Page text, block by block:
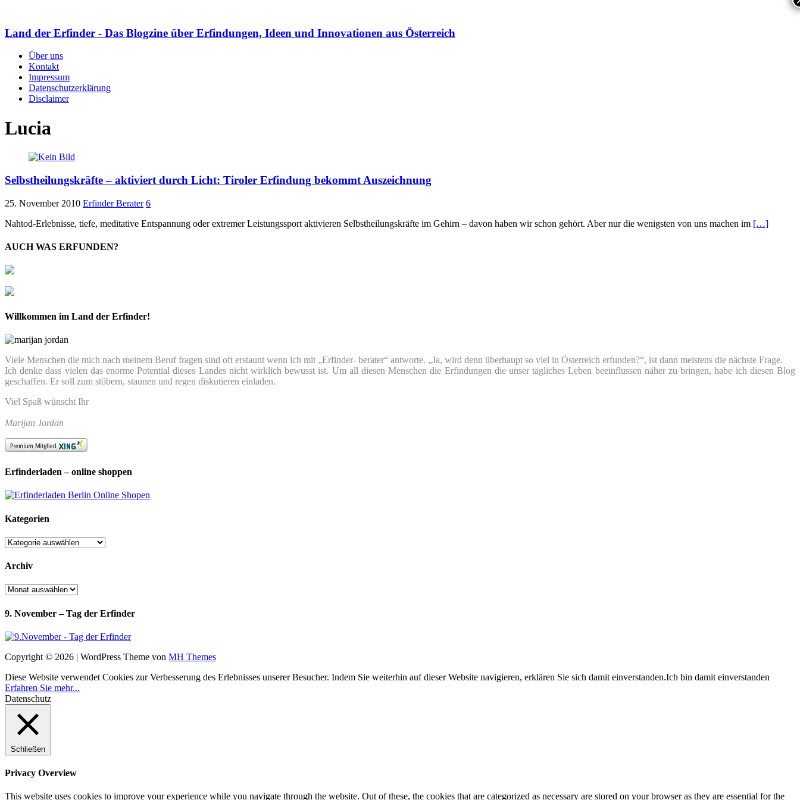
Land der Erfinder - Das Blogzine über Erfindungen, Ideen und Innovationen aus Österreich
Über uns
Kontakt
Impressum
Datenschutzerklärung
Disclaimer
Lucia
Selbstheilungskräfte – aktiviert durch Licht: Tiroler Erfindung bekommt Auszeichnung
25. November 2010 Erfinder Berater 6
Nahtod-Erlebnisse, tiefe, meditative Entspannung oder extremer Leistungssport aktivieren Selbstheilungskräfte im Gehirn – davon haben wir schon gehört. Aber nur die wenigsten von uns machen im […]
AUCH WAS ERFUNDEN?
Willkommen im Land der Erfinder!
Viele Menschen die mich nach meinem Beruf fragen sind oft erstaunt wenn ich mit „Erfinder- berater“ antworte. „Ja, wird denn überhaupt so viel in Österreich erfunden?“, ist dann meistens die nächste Frage.
Ich denke dass vielen das enorme Potential dieses Landes nicht wirklich bewusst ist. Um all diesen Menschen die Erfindungen die unser tägliches Leben beeinflussen näher zu bringen, habe ich diesen Blog
geschaffen. Er soll zum stöbern, staunen und regen diskutieren einladen.
Viel Spaß wünscht Ihr
Marijan Jordan
Erfinderladen – online shoppen
Kategorien
Kategorien
Archiv
Archiv
9. November – Tag der Erfinder
Copyright © 2026 | WordPress Theme von MH Themes
Diese Website verwendet Cookies zur Verbesserung des Erlebnisses unserer Besucher. Indem Sie weiterhin auf dieser Website navigieren, erklären Sie sich damit einverstanden.Ich bin damit einverstanden
Erfahren Sie mehr...
Datenschutz
Schließen
Privacy Overview
This website uses cookies to improve your experience while you navigate through the website. Out of these, the cookies that are categorized as necessary are stored on your browser as they are essential for the